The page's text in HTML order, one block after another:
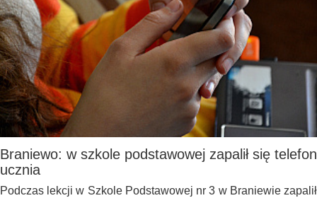
Braniewo: w szkole podstawowej zapalił się telefon
ucznia
Podczas lekcji w Szkole Podstawowej nr 3 w Braniewie zapalił